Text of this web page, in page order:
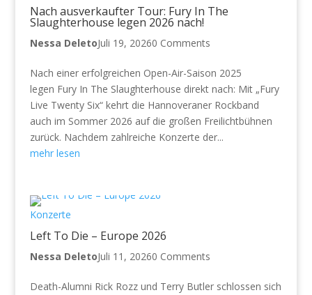
Nach ausverkaufter Tour: Fury In The
Slaughterhouse legen 2026 nach!
Nessa DeletoJuli 19, 20260 Comments
Nach einer erfolgreichen Open-Air-Saison 2025
legen Fury In The Slaughterhouse direkt nach: Mit „Fury
Live Twenty Six“ kehrt die Hannoveraner Rockband
auch im Sommer 2026 auf die großen Freilichtbühnen
zurück. Nachdem zahlreiche Konzerte der...
mehr lesen
Konzerte
Left To Die – Europe 2026
Nessa DeletoJuli 11, 20260 Comments
Death-Alumni Rick Rozz und Terry Butler schlossen sich